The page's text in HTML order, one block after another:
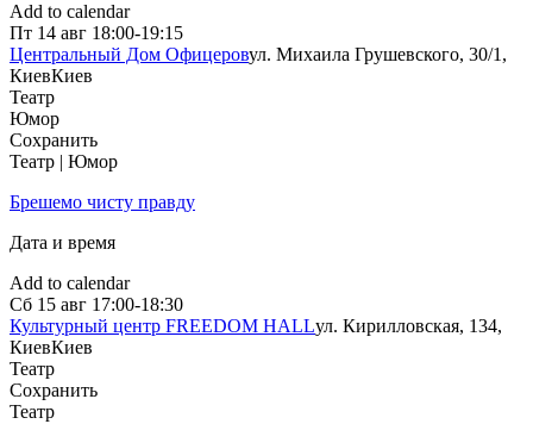
Add to calendar
Пт 14 авг 18:00-19:15
Центральный Дом Офицеровул. Михаила Грушевского, 30/1,
КиевКиев
Театр
Юмор
Сохранить
Театр | Юмор
Брешемо чисту правду
Дата и время
Add to calendar
Сб 15 авг 17:00-18:30
Культурный центр FREEDOM HALLул. Кирилловская, 134,
КиевКиев
Театр
Сохранить
Театр